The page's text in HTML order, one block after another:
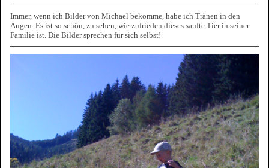
Immer, wenn ich Bilder von Michael bekomme, habe ich Tränen in den
Augen. Es ist so schön, zu sehen, wie zufrieden dieses sanfte Tier in seiner
Familie ist. Die Bilder sprechen für sich selbst!